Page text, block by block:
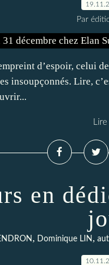
Par
d’espoir, celui
insoupçonnés. Lire,
en
, Dominique LIN ,